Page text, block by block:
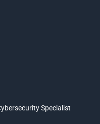
Specialist